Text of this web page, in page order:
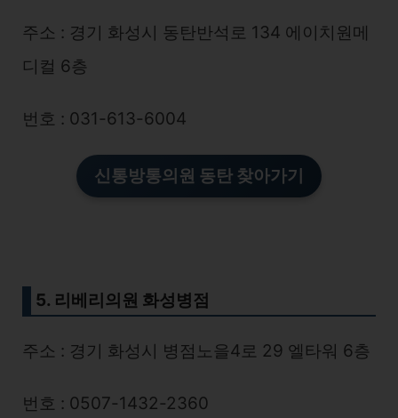
주소 : 경기 화성시 동탄반석로 134 에이치원메
디컬 6층
번호 : 031-613-6004
신통방통의원 동탄 찾아가기
5. 리베리의원 화성병점
주소 : 경기 화성시 병점노을4로 29 엘타워 6층
번호 : 0507-1432-2360